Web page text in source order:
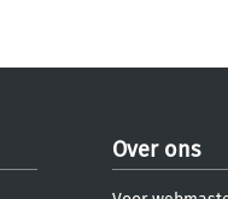
Over ons